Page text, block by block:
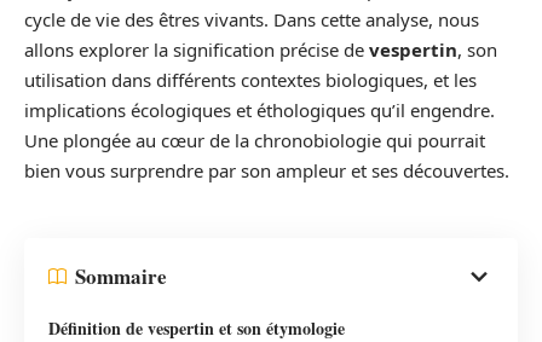
cycle de vie des êtres vivants. Dans cette analyse, nous
allons explorer la signification précise de vespertin, son
utilisation dans différents contextes biologiques, et les
implications écologiques et éthologiques qu’il engendre.
Une plongée au cœur de la chronobiologie qui pourrait
bien vous surprendre par son ampleur et ses découvertes.
Sommaire
Définition de vespertin et son étymologie